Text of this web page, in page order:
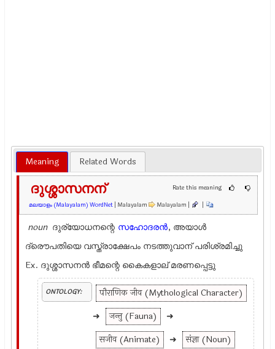
Meaning Related Words
Rate this meaning
ദുശ്ശാസനന്
മലയാളം (Malayalam) WordNet | Malayalam Malayalam | |
noun ദുര്യോധനന്റെ സഹോദരന്‍, അയാള്‍
ദ്രൌപതിയെ വസ്ത്രാക്ഷേപം നടത്തുവാന് പരിശ്രമിച്ചു
Ex. ദുശ്ശാസനന്‍ ഭീമന്റെ കൈകളാല് മരണപ്പെട്ടു
ONTOLOGY:
पौराणिक जीव (Mythological Character)
➜
जन्तु (Fauna)
➜
सजीव (Animate)
➜ संज्ञा (Noun)